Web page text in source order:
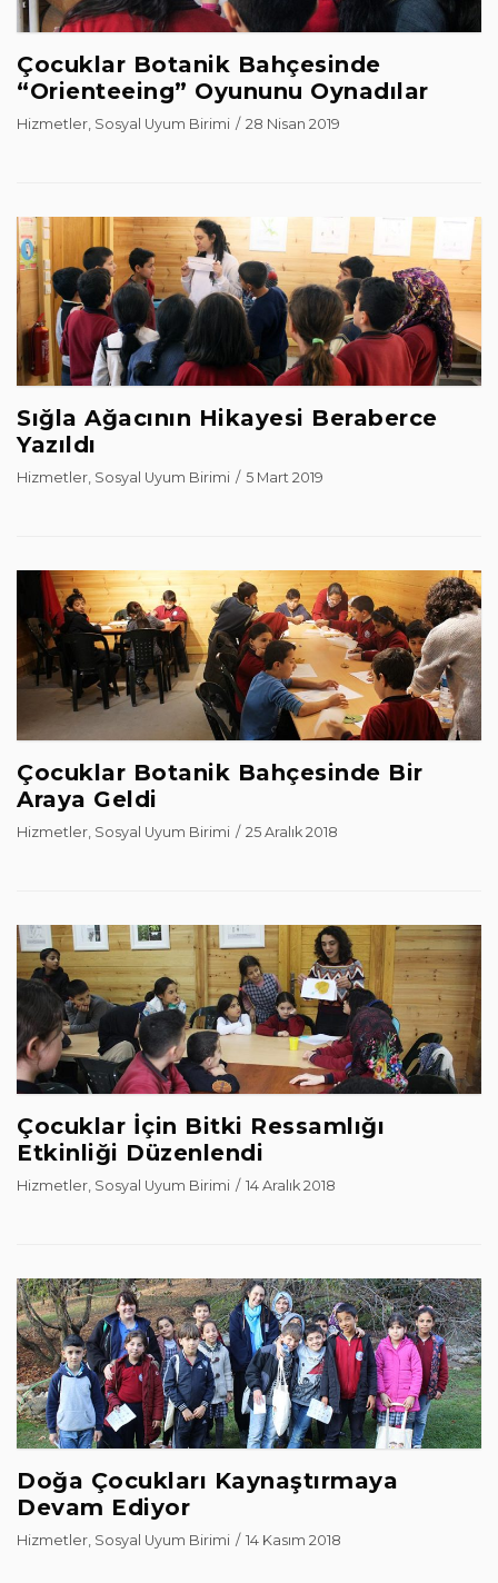
Çocuklar Botanik Bahçesinde
“Orienteeing” Oyununu Oynadılar
Hizmetler, Sosyal Uyum Birimi 28 Nisan 2019
Sığla Ağacının Hikayesi Beraberce
Yazıldı
Hizmetler, Sosyal Uyum Birimi 5 Mart 2019
Çocuklar Botanik Bahçesinde Bir
Araya Geldi
Hizmetler Sosyal Uyum Birimi 25 Aralık 2018
Çocuklar İçin Bitki Ressamlığı
Etkinliği Düzenlendi
Hizmetler, Sosyal Uyum Birimi 14 Aralık 2018
Doğa Çocukları Kaynaştırmaya
Devam Ediyor
Hizmetler Sosyal Uyum Birimi 14 Kasım 2018